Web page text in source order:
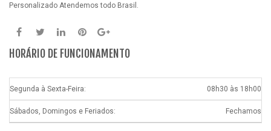
Personalizado Atendemos todo Brasil.
HORÁRIO DE FUNCIONAMENTO
Segunda à Sexta-Feira: 08h30 às 18h00
Sábados, Domingos e Feriados: Fechamos